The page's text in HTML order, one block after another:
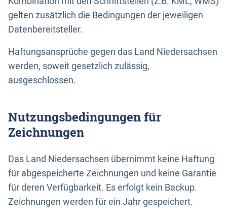
gelten zusätzlich die Bedingungen der jeweiligen
Datenbereitsteller.
Haftungsansprüche gegen das Land Niedersachsen
werden, soweit gesetzlich zulässig,
ausgeschlossen.
Nutzungsbedingungen für
Zeichnungen
Das Land Niedersachsen übernimmt keine Haftung
für abgespeicherte Zeichnungen und keine Garantie
für deren Verfügbarkeit. Es erfolgt kein Backup.
Zeichnungen werden für ein Jahr gespeichert.